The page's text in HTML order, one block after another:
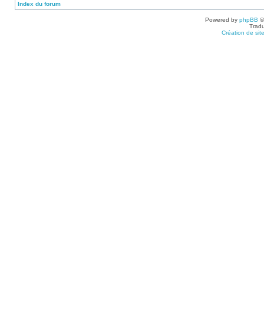
Index du forum
Powered by phpBB
Création de